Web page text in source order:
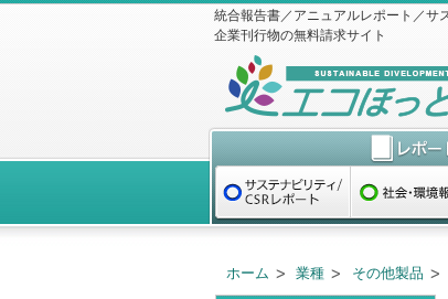
統合報告書／アニュアルレポート／サ
企業刊行物の無料請求サイト
ホーム 業種 その他製品